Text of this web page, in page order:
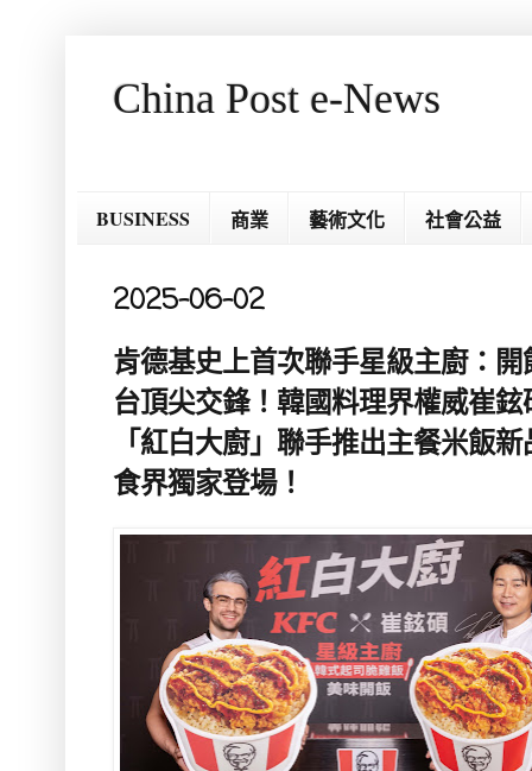
China Post e-News
BUSINESS 商業 藝術文化 社會公益
2025-06-02
肯德基史上首次聯手星級主廚：
台頂尖交鋒！韓國料理界權威崔
「紅白大廚」聯手推出主餐米飯
食界獨家登場！